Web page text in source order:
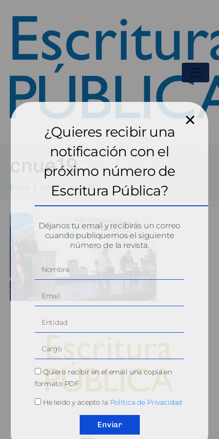
cnue19
Inicio UINL cnue19
© 2010, Consejo General del Notariado
¿Quieres recibir una
notificación con el
próximo número de
Escritura Pública?
Déjanos tu email y recibirás un correo
cuando publiquemos el siguiente
número de la revista.
Quiero recibir en el email una copia en
formato PDF
He leído y acepto la Política de Privacidad
Enviar